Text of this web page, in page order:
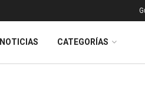
NOTICIAS CATEGORÍAS